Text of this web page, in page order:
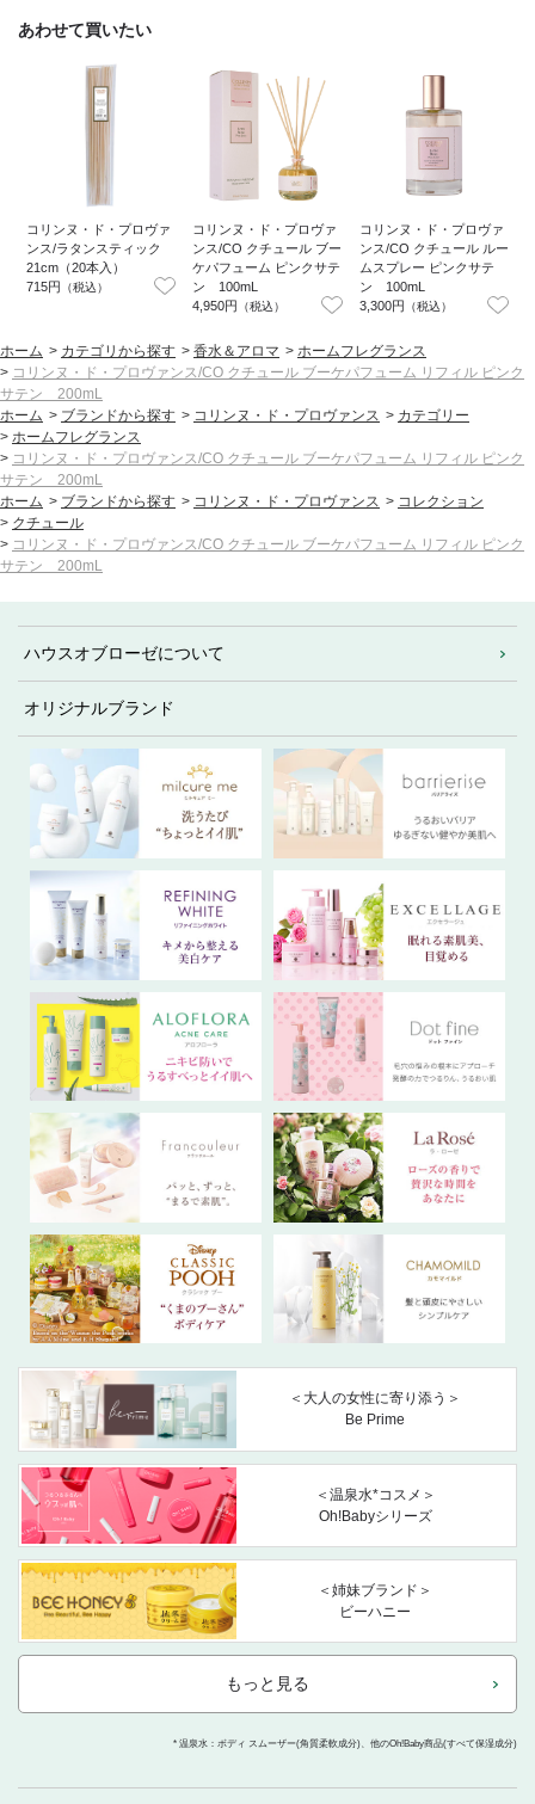
あわせて買いたい
コリンヌ・ド・プロヴァ
ンス/ラタンスティック
21cm（20本入）
715円
（税込）
コリンヌ・ド・プロヴァ
ンス/CO クチュール ブー
ケパフューム ピンクサテ
ン 100mL
4,950円
（税込）
コリンヌ・ド・プロヴァ
ンス/CO クチュール ルー
ムスプレー ピンクサテ
ン 100mL
3,300円
（税込）
ホーム > カテゴリから探す > 香水＆アロマ > ホームフレグランス
> コリンヌ・ド・プロヴァンス/CO クチュール ブーケパフューム リフィル ピンク
サテン 200mL
ホーム > ブランドから探す > コリンヌ・ド・プロヴァンス > カテゴリー
> ホームフレグランス
> コリンヌ・ド・プロヴァンス/CO クチュール ブーケパフューム リフィル ピンク
サテン 200mL
ホーム > ブランドから探す > コリンヌ・ド・プロヴァンス > コレクション
> クチュール
> コリンヌ・ド・プロヴァンス/CO クチュール ブーケパフューム リフィル ピンク
サテン 200mL
ハウスオブローゼについて
オリジナルブランド
＜大人の女性に寄り添う＞
Be Prime
＜温泉水*コスメ＞
Oh!Babyシリーズ
＜姉妹ブランド＞
ビーハニー
もっと見る
* 温泉水：ボディ スムーザー(角質柔軟成分)、他のOh!Baby商品(すべて保湿成分)